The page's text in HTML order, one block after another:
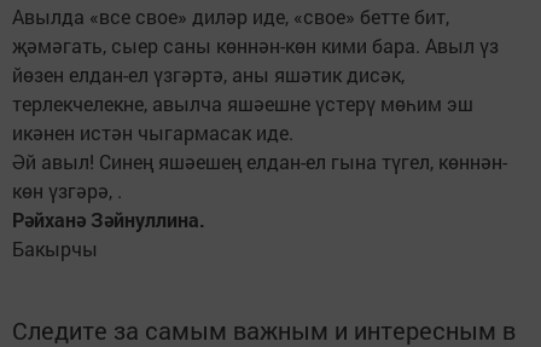
Авылда «все свое» диләр иде, «свое» бетте бит,
җәмәгать, сыер саны көннән-көн кими бара. Авыл үз
йөзен елдан-ел үзгәртә, аны яшәтик дисәк,
терлекчелекне, авылча яшәешне үстерү мөһим эш
икәнен истән чыгармасак иде.
Әй авыл! Синең яшәешең елдан-ел гына түгел, көннән-
көн үзгәрә, .
Рәйханә Зәйнуллина.
Бакырчы
Следите за самым важным и интересным в